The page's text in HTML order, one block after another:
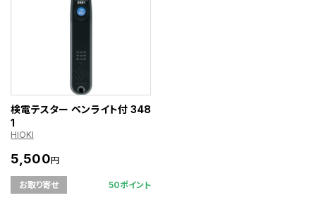
検電テスター ペンライト付 348
1
HIOKI
5,500円
お取り寄せ 50ポイント